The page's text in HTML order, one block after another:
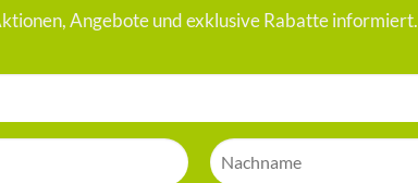
Angebote und exklusive Rabatte informiert.